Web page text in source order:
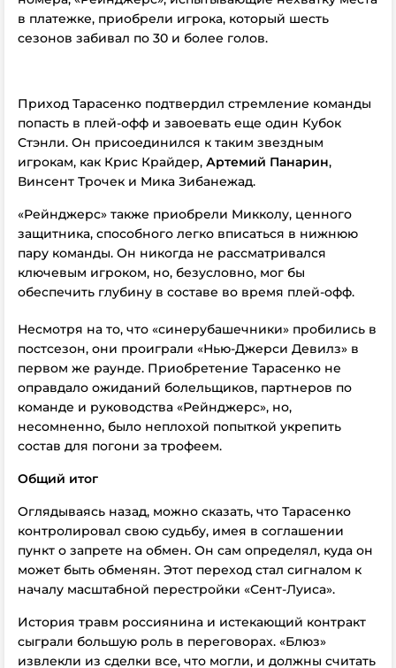
в платежке, приобрели игрока, который шесть
сезонов забивал по 30 и более голов.
Приход Тарасенко подтвердил стремление команды
попасть в плей-офф и завоевать еще один Кубок
Стэнли. Он присоединился к таким звездным
игрокам, как Крис Крайдер, Артемий Панарин,
Винсент Трочек и Мика Зибанежад.
«Рейнджерс» также приобрели Микколу, ценного
защитника, способного легко вписаться в нижнюю
пару команды. Он никогда не рассматривался
ключевым игроком, но, безусловно, мог бы
обеспечить глубину в составе во время плей-офф.
Несмотря на то, что «синерубашечники» пробились в
постсезон, они проиграли «Нью-Джерси Девилз» в
первом же раунде. Приобретение Тарасенко не
оправдало ожиданий болельщиков, партнеров по
команде и руководства «Рейнджерс», но,
несомненно, было неплохой попыткой укрепить
состав для погони за трофеем.
Общий итог
Оглядываясь назад, можно сказать, что Тарасенко
контролировал свою судьбу, имея в соглашении
пункт о запрете на обмен. Он сам определял, куда он
может быть обменян. Этот переход стал сигналом к
началу масштабной перестройки «Сент-Луиса».
История травм россиянина и истекающий контракт
сыграли большую роль в переговорах. «Блюз»
извлекли из сделки все, что могли, и должны считать